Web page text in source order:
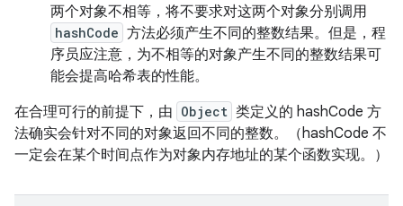
两个对象不相等，将不要求对这两个对象分别调用
hashCode 方法必须产生不同的整数结果。 但是，程
序员应注意，为不相等的对象产生不同的整数结果可
能会提高哈希表的性能。
在合理可行的前提下，由 Object 类定义的 hashCode 方
法确实会针对不同的对象返回不同的整数。（hashCode 不
一定会在某个时间点作为对象内存地址的某个函数实现。）